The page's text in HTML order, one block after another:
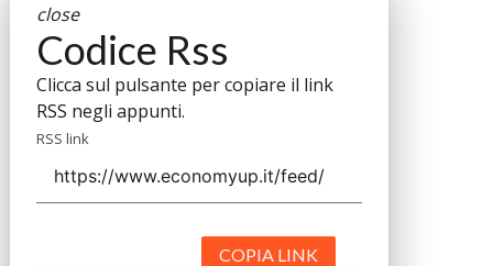
close
Codice Rss
Clicca sul pulsante per copiare il link
RSS negli appunti.
RSS link
COPIA LINK